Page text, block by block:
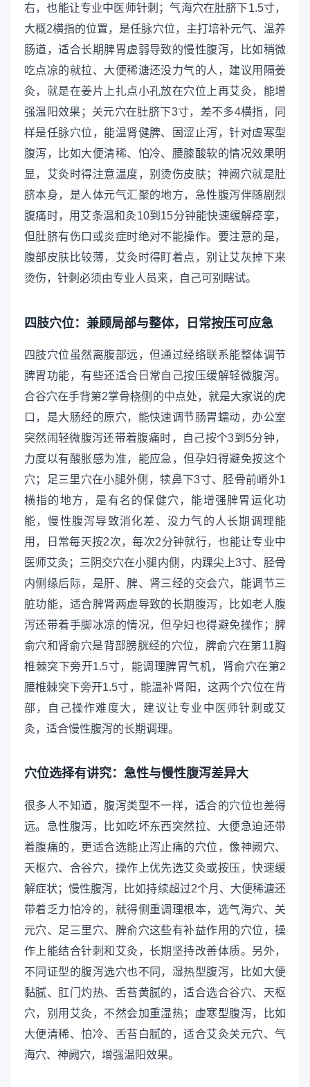
右，也能让专业中医师针刺；气海穴在肚脐下1.5寸，
大概2横指的位置，是任脉穴位，主打培补元气、温养
肠道，适合长期脾胃虚弱导致的慢性腹泻，比如稍微
吃点凉的就拉、大便稀溏还没力气的人，建议用隔姜
灸，就是在姜片上扎点小孔放在穴位上再艾灸，能增
强温阳效果；关元穴在肚脐下3寸，差不多4横指，同
样是任脉穴位，能温肾健脾、固涩止泻，针对虚寒型
腹泻，比如大便清稀、怕冷、腰膝酸软的情况效果明
显，艾灸时得注意温度，别烫伤皮肤；神阙穴就是肚
脐本身，是人体元气汇聚的地方，急性腹泻伴随剧烈
腹痛时，用艾条温和灸10到15分钟能快速缓解痉挛，
但肚脐有伤口或炎症时绝对不能操作。要注意的是，
腹部皮肤比较薄，艾灸时得盯着点，别让艾灰掉下来
烫伤，针刺必须由专业人员来，自己可别瞎试。
四肢穴位：兼顾局部与整体，日常按压可应急
四肢穴位虽然离腹部远，但通过经络联系能整体调节
脾胃功能，有些还适合日常自己按压缓解轻微腹泻。
合谷穴在手背第2掌骨桡侧的中点处，就是大家说的虎
口，是大肠经的原穴，能快速调节肠胃蠕动，办公室
突然闹轻微腹泻还带着腹痛时，自己按个3到5分钟，
力度以有酸胀感为准，能应急，但孕妇得避免按这个
穴；足三里穴在小腿外侧，犊鼻下3寸、胫骨前嵴外1
横指的地方，是有名的保健穴，能增强脾胃运化功
能，慢性腹泻导致消化差、没力气的人长期调理能
用，日常每天按2次，每次2分钟就行，也能让专业中
医师艾灸；三阴交穴在小腿内侧，内踝尖上3寸、胫骨
内侧缘后际，是肝、脾、肾三经的交会穴，能调节三
脏功能，适合脾肾两虚导致的长期腹泻，比如老人腹
泻还带着手脚冰凉的情况，但孕妇也得避免操作；脾
俞穴和肾俞穴是背部膀胱经的穴位，脾俞穴在第11胸
椎棘突下旁开1.5寸，能调理脾胃气机，肾俞穴在第2
腰椎棘突下旁开1.5寸，能温补肾阳，这两个穴位在背
部，自己操作难度大，建议让专业中医师针刺或艾
灸，适合慢性腹泻的长期调理。
穴位选择有讲究：急性与慢性腹泻差异大
很多人不知道，腹泻类型不一样，适合的穴位也差得
远。急性腹泻，比如吃坏东西突然拉、大便急迫还带
着腹痛的，更适合选能止泻止痛的穴位，像神阙穴、
天枢穴、合谷穴，操作上优先选艾灸或按压，快速缓
解症状；慢性腹泻，比如持续超过2个月、大便稀溏还
带着乏力怕冷的，就得侧重调理根本，选气海穴、关
元穴、足三里穴、脾俞穴这些有补益作用的穴位，操
作上能结合针刺和艾灸，长期坚持改善体质。另外，
不同证型的腹泻选穴也不同，湿热型腹泻，比如大便
黏腻、肛门灼热、舌苔黄腻的，适合选合谷穴、天枢
穴，别用艾灸，不然会加重湿热；虚寒型腹泻，比如
大便清稀、怕冷、舌苔白腻的，适合艾灸关元穴、气
海穴、神阙穴，增强温阳效果。